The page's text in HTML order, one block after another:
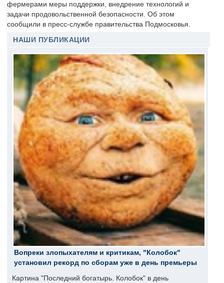
фермерами меры поддержки, внедрение технологий и
задачи продовольственной безопасности. Об этом
сообщили в пресс-службе правительства Подмосковья.
НАШИ ПУБЛИКАЦИИ
Вопреки злопыхателям и критикам, "Колобок"
установил рекорд по сборам уже в день премьеры
Картина "Последний богатырь. Колобок" в день